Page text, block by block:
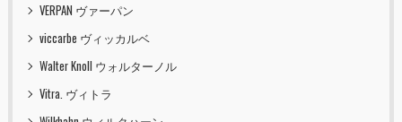
VERPAN ヴァーパン
viccarbe ヴィッカルベ
Walter Knoll ウォルターノル
Vitra. ヴィトラ